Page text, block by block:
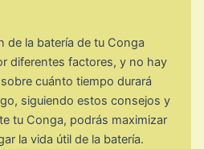
de la batería de tu Conga
diferentes factores, y no hay
cuánto tiempo durará
siguiendo estos consejos y
tu Conga, podrás maximizar
la vida útil de la batería.